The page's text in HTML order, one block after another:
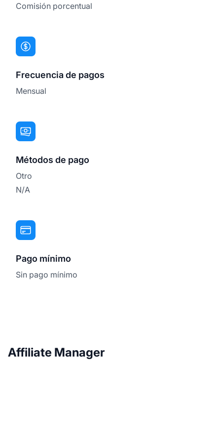
Comisión porcentual
Frecuencia de pagos
Mensual
Métodos de pago
Otro
N/A
Pago mínimo
Sin pago mínimo
Affiliate Manager